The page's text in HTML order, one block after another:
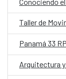
Taller de
Arquitectura